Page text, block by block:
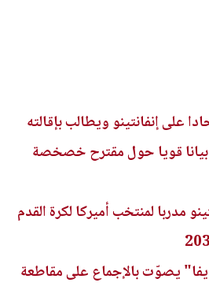
على إنفانتينو ويطالب بإقالته
قويا حول مقترح خصخصة
مدربا لمنتخب أميركا لكرة القدم
يصوّت بالإجماع على مقاطعة